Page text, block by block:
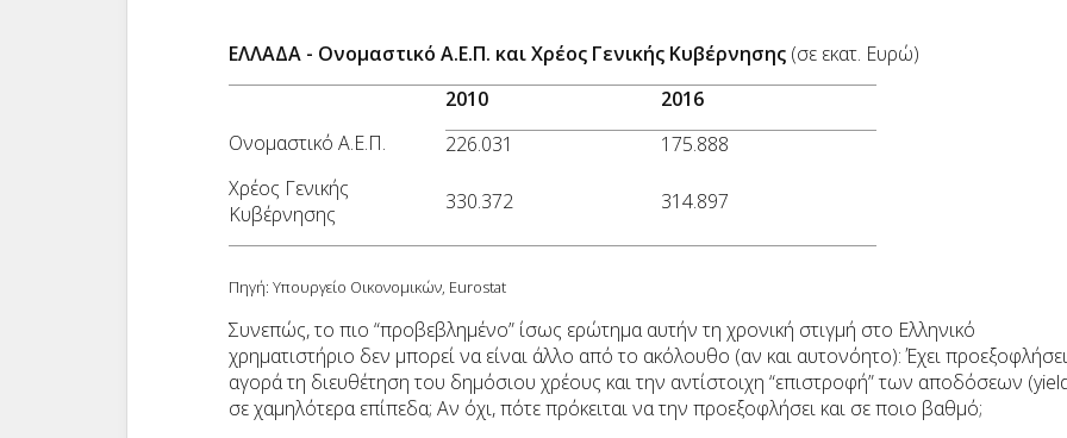
ΕΛΛΑΔΑ - Ονομαστικό Α.Ε.Π. και Χρέος Γενικής Κυβέρνησης (σε εκατ. Ευρώ)
2010
2016
Ονομαστικό Α.Ε.Π.
226.031
175.888
Χρέος Γενικής
Κυβέρνησης
330.372 314.897
Πηγή: Υπουργείο Οικονομικών, Eurostat
Συνεπώς, το πιο “προβεβλημένο” ίσως ερώτημα αυτήν τη χρονική στιγμή στο Ελληνικό
χρηματιστήριο δεν μπορεί να είναι άλλο από το ακόλουθο (αν και αυτονόητο): Έχει
αγορά τη διευθέτηση του δημόσιου χρέους και την αντίστοιχη “επιστροφή” των αποδόσεων
σε χαμηλότερα επίπεδα; Αν όχι, πότε πρόκειται να την προεξοφλήσει και σε ποιο βαθμό;